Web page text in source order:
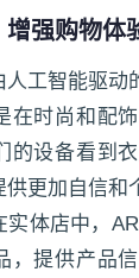
强购物体
人工智能驱动
在时尚和配
的设备看到
更加自信和
实体店中，
，提供产品